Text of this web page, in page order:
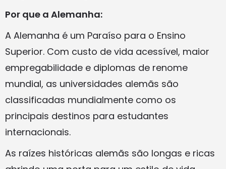
Por que a Alemanha:
A Alemanha é um Paraíso para o Ensino
Superior. Com custo de vida acessível, maior
empregabilidade e diplomas de renome
mundial, as universidades alemãs são
classificadas mundialmente como os
principais destinos para estudantes
internacionais.
As raízes históricas alemãs são longas e ricas